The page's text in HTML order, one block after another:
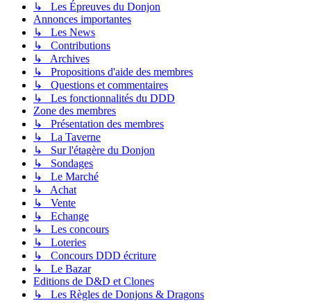
↳ Les Épreuves du Donjon
Annonces importantes
↳ Les News
↳ Contributions
↳ Archives
↳ Propositions d'aide des membres
↳ Questions et commentaires
↳ Les fonctionnalités du DDD
Zone des membres
↳ Présentation des membres
↳ La Taverne
↳ Sur l'étagère du Donjon
↳ Sondages
↳ Le Marché
↳ Achat
↳ Vente
↳ Echange
↳ Les concours
↳ Loteries
↳ Concours DDD écriture
↳ Le Bazar
Editions de D&D et Clones
↳ Les Règles de Donjons & Dragons